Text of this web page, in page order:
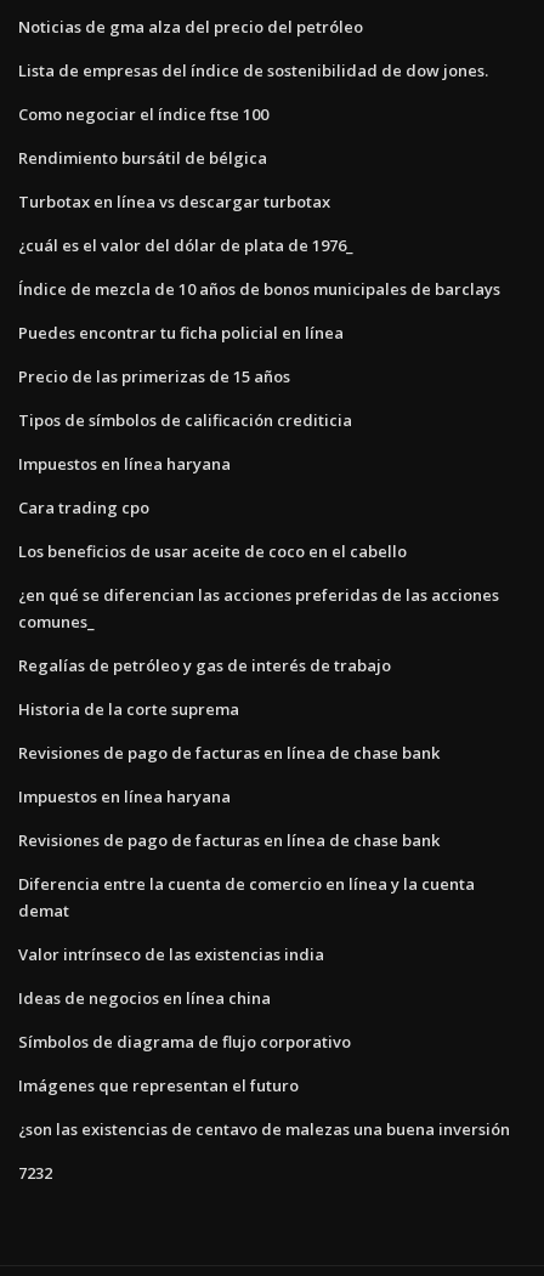
Noticias de gma alza del precio del petróleo
Lista de empresas del índice de sostenibilidad de dow jones.
Como negociar el índice ftse 100
Rendimiento bursátil de bélgica
Turbotax en línea vs descargar turbotax
¿cuál es el valor del dólar de plata de 1976_
Índice de mezcla de 10 años de bonos municipales de barclays
Puedes encontrar tu ficha policial en línea
Precio de las primerizas de 15 años
Tipos de símbolos de calificación crediticia
Impuestos en línea haryana
Cara trading cpo
Los beneficios de usar aceite de coco en el cabello
¿en qué se diferencian las acciones preferidas de las acciones
comunes_
Regalías de petróleo y gas de interés de trabajo
Historia de la corte suprema
Revisiones de pago de facturas en línea de chase bank
Impuestos en línea haryana
Revisiones de pago de facturas en línea de chase bank
Diferencia entre la cuenta de comercio en línea y la cuenta
demat
Valor intrínseco de las existencias india
Ideas de negocios en línea china
Símbolos de diagrama de flujo corporativo
Imágenes que representan el futuro
¿son las existencias de centavo de malezas una buena inversión
7232